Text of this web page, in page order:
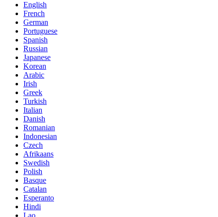
English
French
German
Portuguese
Spanish
Russian
Japanese
Korean
Arabic
Irish
Greek
Turkish
Italian
Danish
Romanian
Indonesian
Czech
Afrikaans
Swedish
Polish
Basque
Catalan
Esperanto
Hindi